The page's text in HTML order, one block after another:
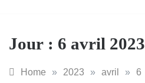
Jour : 6 avril 2023
Home » 2023 » avril » 6